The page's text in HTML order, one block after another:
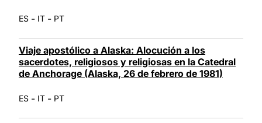
ES - IT - PT
Viaje apostólico a Alaska: Alocución a los
sacerdotes, religiosos y religiosas en la Catedral
de Anchorage (Alaska, 26 de febrero de 1981)
ES - IT - PT